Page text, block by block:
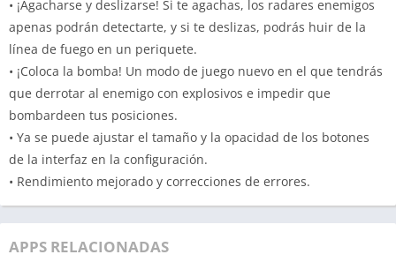
• ¡Agacharse y deslizarse! Si te agachas, los radares enemigos
apenas podrán detectarte, y si te deslizas, podrás huir de la
línea de fuego en un periquete.
• ¡Coloca la bomba! Un modo de juego nuevo en el que tendrás
que derrotar al enemigo con explosivos e impedir que
bombardeen tus posiciones.
• Ya se puede ajustar el tamaño y la opacidad de los botones
de la interfaz en la configuración.
• Rendimiento mejorado y correcciones de errores.
APPS RELACIONADAS